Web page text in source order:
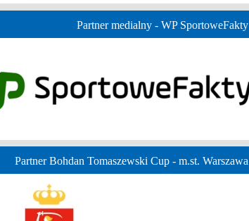
Partner medialny - WP SportoweFakty
Partner Bohdan Tomaszewski Cup - m.st. Warszawa